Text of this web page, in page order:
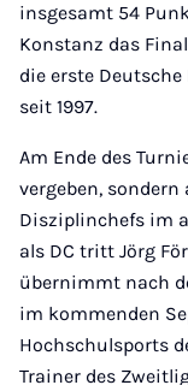
insgesamt 54
Konstanz das
die erste
seit 1997.
Am Ende des
vergeben,
Disziplinchefs im
als DC tritt Jörg
übernimmt nach
im kommenden
Hochschulsports
Trainer des